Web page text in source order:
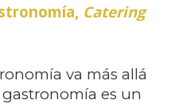
Catering
va más allá
es un